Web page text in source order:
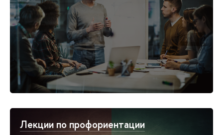
Лекции по профориентации